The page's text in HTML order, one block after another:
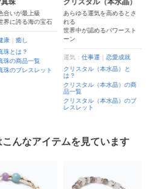
合いが最上級
界に誇る海の宝石
康 ｜癒し
珠とは？
珠の商品一覧
珠のブレスレット
あらゆる運気を高めるとさ
れる
世界中が認めるパワースト
ーン
運気：仕事運
恋愛成就
クリスタル（本水晶）と
は？
クリスタル（本水晶）の商
品一覧
クリスタル（本水晶）のブ
レスレット
んなアイテムを見ています